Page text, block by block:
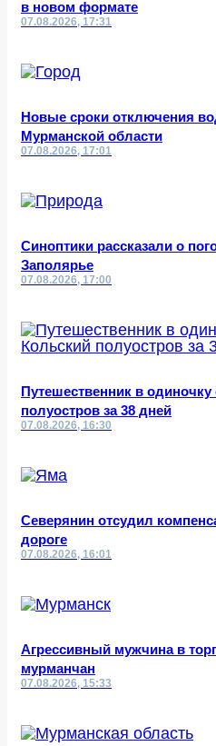
в новом формате
07.08.2026, 17:31
Новые сроки отключения
Мурманской области
07.08.2026, 17:01
Синоптики рассказали о
Заполярье
07.08.2026, 17:00
Путешественник в
полуостров за 38 дней
07.08.2026, 16:30
Северянин отсудил
дороге
07.08.2026, 16:01
Агрессивный мужчина в
мурманчан
07.08.2026, 15:33